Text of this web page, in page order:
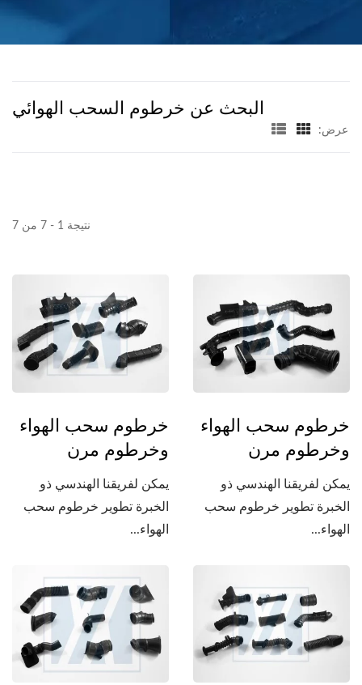
البحث عن خرطوم السحب الهوائي
عرض:
نتيجة 1 - 7 من 7
خرطوم سحب الهواء
وخرطوم مرن
يمكن لفريقنا الهندسي ذو
الخبرة تطوير خرطوم سحب
الهواء...
خرطوم سحب الهواء
وخرطوم مرن
يمكن لفريقنا الهندسي ذو
الخبرة تطوير خرطوم سحب
الهواء...